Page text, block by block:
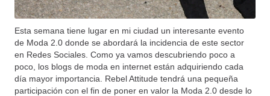
Esta semana tiene lugar en mi ciudad un interesante evento
de Moda 2.0 donde se abordará la incidencia de este sector
en Redes Sociales. Como ya vamos descubriendo poco a
poco, los blogs de moda en internet están adquiriendo cada
día mayor importancia. Rebel Attitude tendrá una pequeña
participación con el fin de poner en valor la Moda 2.0 desde lo